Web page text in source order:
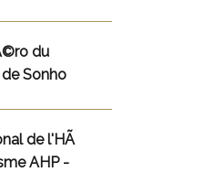
du
Sonho
de l'HÃ
AHP -